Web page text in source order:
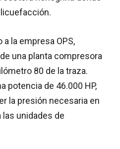
la empresa OPS,
una planta compresora
80 de la traza.
potencia de 46.000 HP,
la presión necesaria en
unidades de